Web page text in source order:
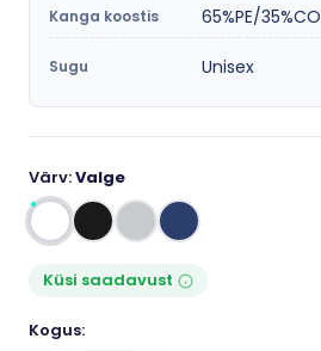
Kanga koostis 65%PE/35%CO
Sugu Unisex
Värv:Valge
Küsi saadavust
Kogus: